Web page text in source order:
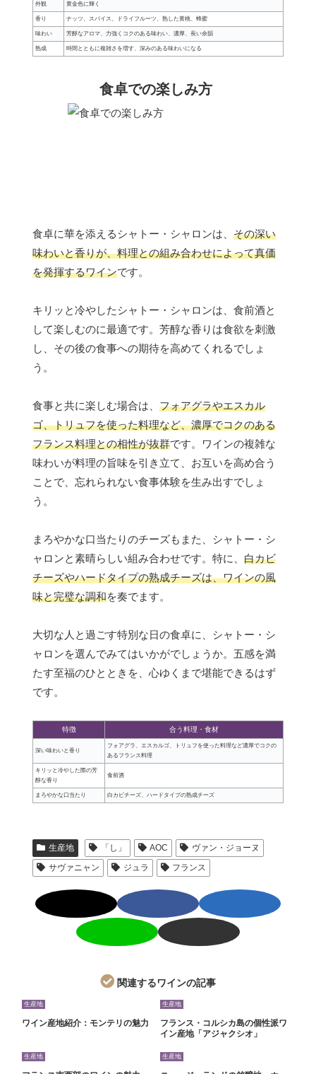
外観 黄金色に輝く
香り ナッツ、スパイス、ドライフルーツ、熟した黄桃、蜂蜜
味わい 芳醇なアロマ、力強くコクのある味わい、濃厚、長い余韻
熟成 時間とともに複雑さを増す、深みのある味わいになる
食卓での楽しみ方
食卓に華を添えるシャトー・シャロンは、 その深い
味わいと香りが、料理との組み合わせによって真価
を発揮するワインです。
キリッと冷やしたシャトー・シャロンは、食前酒と
して楽しむのに最適です。芳醇な香りは食欲を刺激
し、その後の食事への期待を高めてくれるでしょ
う。
食事と共に楽しむ場合は、 フォアグラやエスカル
ゴ、トリュフを使った料理など、濃厚でコクのある
フランス料理との相性が抜群です。ワインの複雑な
味わいが料理の旨味を引き立て、お互いを高め合う
ことで、忘れられない食事体験を生み出すでしょ
う。
まろやかな口当たりのチーズもまた、シャトー・シ
ャロンと素晴らしい組み合わせです。特に、 白カビ
チーズやハードタイプの熟成チーズは、ワインの風
味と完璧な調和を奏でます。
大切な人と過ごす特別な日の食卓に、シャトー・シ
ャロンを選んでみてはいかがでしょうか。五感を満
たす至福のひとときを、心ゆくまで堪能できるはず
です。
特徴 合う料理・食材
深い味わいと香り
フォアグラ、エスカルゴ、トリュフを使った料理など濃厚でコクの
あるフランス料理
キリッと冷やした際の芳
醇な香り
食前酒
まろやかな口当たり 白カビチーズ、ハードタイプの熟成チーズ
生産地 「し」 AOC
ヴァン・ジョーヌ
サヴァニャン
ジュラ フランス
関連するワインの記事
生産地
ワイン産地紹介：モンテリの魅力
生産地
フランス・コルシカ島の個性派ワ
イン産地「アジャクシオ」
生産地 生産地